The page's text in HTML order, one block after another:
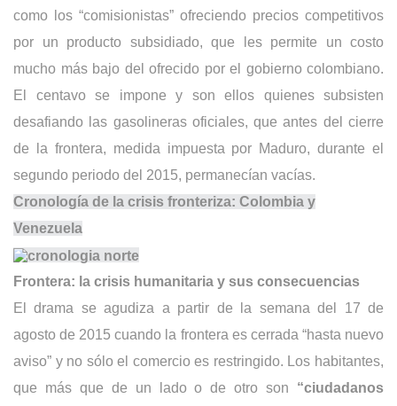
como los “comisionistas” ofreciendo precios competitivos
por un producto subsidiado, que les permite un costo
mucho más bajo del ofrecido por el gobierno colombiano.
El centavo se impone y son ellos quienes subsisten
desafiando las gasolineras oficiales, que antes del cierre
de la frontera, medida impuesta por Maduro, durante el
segundo periodo del 2015, permanecían vacías.
Cronología de la crisis fronteriza: Colombia y
Venezuela
Frontera: la crisis humanitaria y sus consecuencias
El drama se agudiza a partir de la semana del 17 de
agosto de 2015 cuando la frontera es cerrada “hasta nuevo
aviso” y no sólo el comercio es restringido. Los habitantes,
que más que de un lado o de otro son “ciudadanos